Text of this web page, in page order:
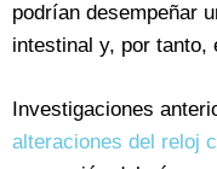
podrían desempeñar
intestinal y, por tanto,
Investigaciones
alteraciones del reloj